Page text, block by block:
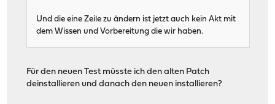
Und die eine Zeile zu ändern ist jetzt auch kein Akt mit
dem Wissen und Vorbereitung die wir haben.
Für den neuen Test müsste ich den alten Patch
deinstallieren und danach den neuen installieren?